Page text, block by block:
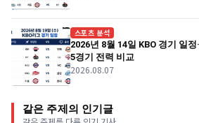
스포츠 분석
2026년 8월 14일 KBO 경기 일
5경기 전력 비교
2026.08.07
같은 주제의 인기글